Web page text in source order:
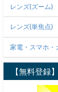
レンズ(ズーム)
レンズ(単焦点)
家電・スマホ・
【無料登録